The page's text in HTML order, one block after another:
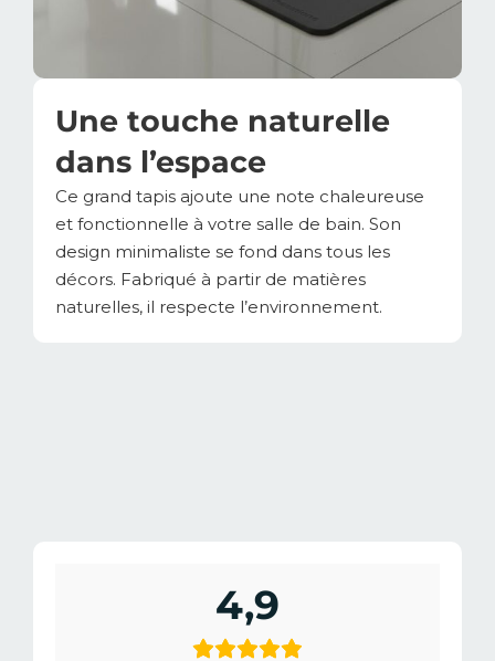
Une touche naturelle
dans l’espace
Ce grand tapis ajoute une note chaleureuse
et fonctionnelle à votre salle de bain. Son
design minimaliste se fond dans tous les
décors. Fabriqué à partir de matières
naturelles, il respecte l’environnement.
4,9